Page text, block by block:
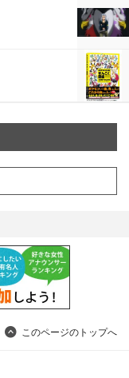
このページのトップへ